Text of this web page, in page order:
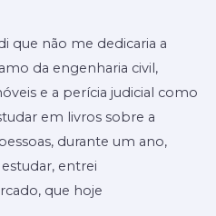
que não me dedicaria a
da engenharia civil,
e a perícia judicial como
em livros sobre a
durante um ano,
entrei
que hoje